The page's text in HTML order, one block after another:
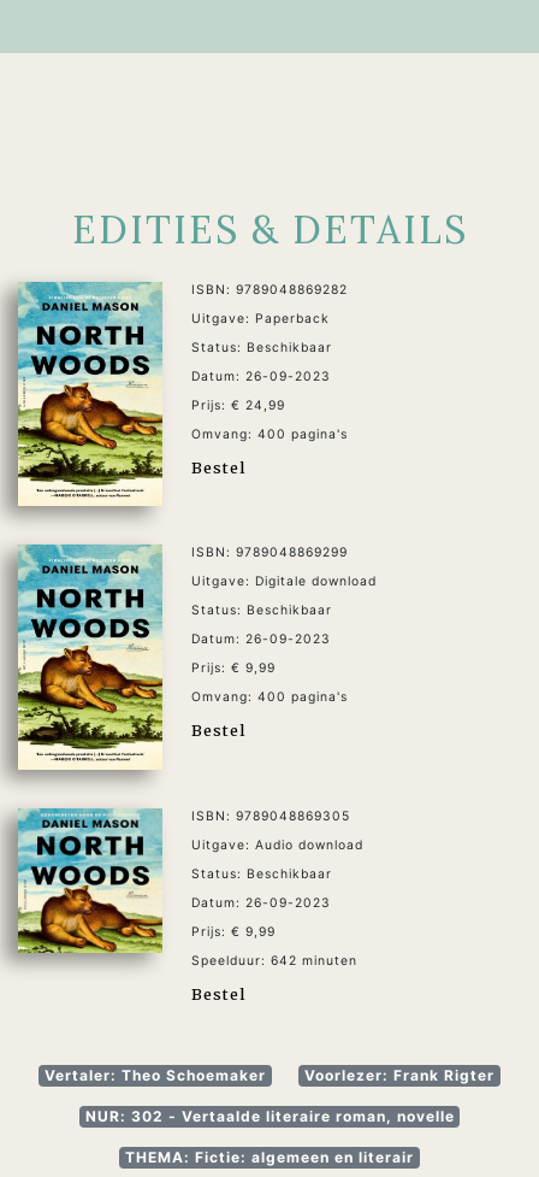
EDITIES & DETAILS
ISBN: 9789048869282
Uitgave: Paperback
Status: Beschikbaar
Datum: 26-09-2023
Prijs: € 24,99
Omvang: 400 pagina's
Bestel
ISBN: 9789048869299
Uitgave: Digitale download
Status: Beschikbaar
Datum: 26-09-2023
Prijs: € 9,99
Omvang: 400 pagina's
Bestel
ISBN: 9789048869305
Uitgave: Audio download
Status: Beschikbaar
Datum: 26-09-2023
Prijs: € 9,99
Speelduur: 642 minuten
Bestel
Vertaler: Theo Schoemaker Voorlezer: Frank Rigter
NUR: 302 - Vertaalde literaire roman, novelle
THEMA: Fictie: algemeen en literair